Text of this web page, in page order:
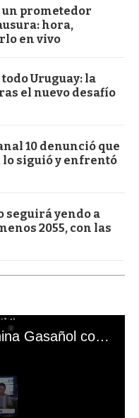
un prometedor
hora,
en vivo
Uruguay: la
el nuevo desafío
10 denunció que
siguió y enfrentó
seguirá yendo a
2055, con las
El mal momento de Yanina Gasañol con un hincha argentino en "Subrayado"